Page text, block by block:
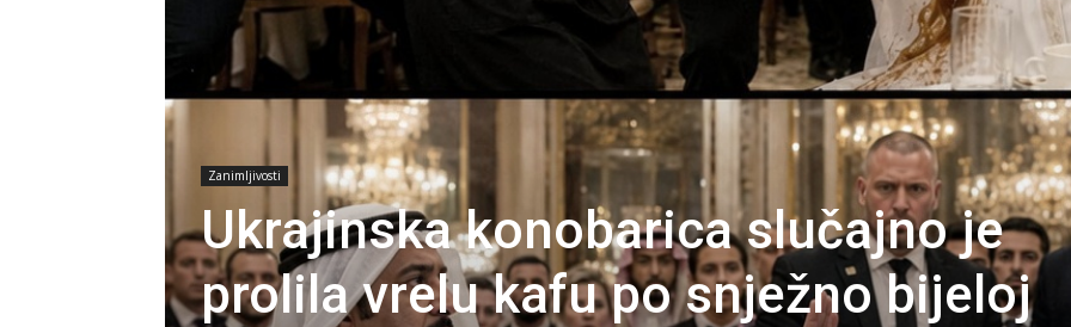
Zanimljivosti
Ukrajinska konobarica slučajno je
prolila vrelu kafu po snježno bijeloj